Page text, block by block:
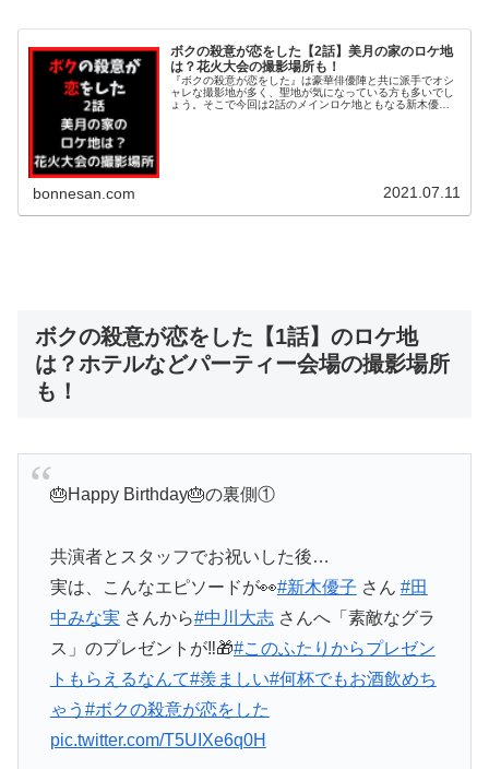
ボクの殺意が恋をした【2話】美月の家のロケ地
は？花火大会の撮影場所も！
『ボクの殺意が恋をした』は豪華俳優陣と共に派手でオシ
ャレな撮影地が多く、聖地が気になっている方も多いでし
ょう。そこで今回は2話のメインロケ地ともなる新木優子
bonnesan.com 2021.07.11
ボクの殺意が恋をした【1話】のロケ地
は？ホテルなどパーティー会場の撮影場所
も！
🎂Happy Birthday🎂の裏側①
共演者とスタッフでお祝いした後…
実は、こんなエピソードが👀#新木優子 さん #田
中みな実 さんから#中川大志さんへ「素敵なグラ
ス」のプレゼントが‼️🎁#このふたりからプレゼン
トもらえるなんて#羨ましい#何杯でもお酒飲めち
ゃう #ボクの殺意が恋をした
pic.twitter.com/T5UIXe6q0H